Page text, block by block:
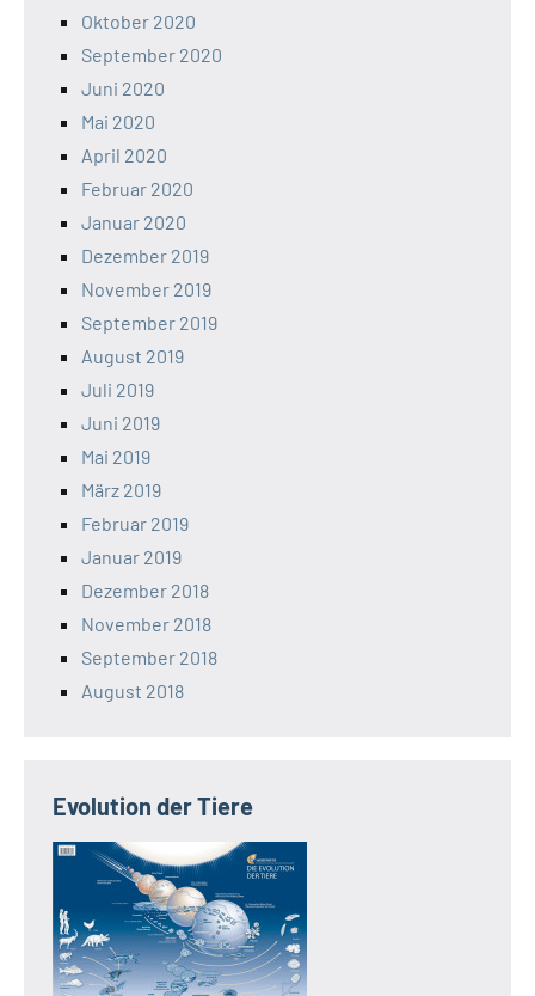
Oktober 2020
September 2020
Juni 2020
Mai 2020
April 2020
Februar 2020
Januar 2020
Dezember 2019
November 2019
September 2019
August 2019
Juli 2019
Juni 2019
Mai 2019
März 2019
Februar 2019
Januar 2019
Dezember 2018
November 2018
September 2018
August 2018
Evolution der Tiere